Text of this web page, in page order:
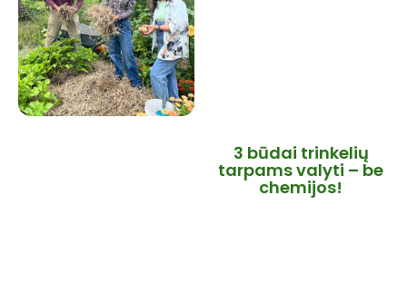
3 būdai trinkelių
tarpams valyti – be
chemijos!